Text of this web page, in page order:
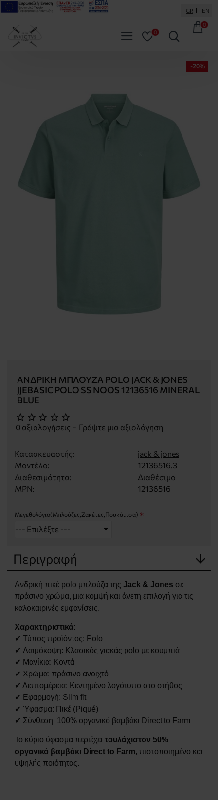
GR EN
0
0
-20%
ΑΝΔΡΙΚΉ ΜΠΛΟΎΖΑ POLO JACK & JONES
JJEBASIC POLO SS NOOS 12136516 MINERAL
BLUE
Κατασκευαστής:
jack & jones
Μοντέλο:
12136516.3
Διαθεσιμότητα:
Διαθέσιμο
MPN:
12136516
0 αξιολογήσεις - Γράψτε μια αξιολόγηση
Μεγεθολόγιο(Μπλούζες,Ζακέτες,Πουκάμισα)
Περιγραφή
Ανδρική πικέ polo μπλούζα της Jack & Jones σε
πράσινο χρώμα, μια κομψή και άνετη επιλογή για τις
καλοκαιρινές εμφανίσεις.
Χαρακτηριστικά:
✔ Τύπος προϊόντος: Polo
✔ Λαιμόκοψη: Κλασικός γιακάς polo με κουμπιά
✔ Μανίκια: Κοντά
✔ Χρώμα: πράσινο ανοιχτό
✔ Λεπτομέρεια: Κεντημένο λογότυπο στο στήθος
✔ Εφαρμογή: Slim fit
✔ Ύφασμα: Πικέ (Piqué)
✔ Σύνθεση: 100% οργανικό βαμβάκι Direct to Farm
Το κύριο ύφασμα περιέχει τουλάχιστον 50%
οργανικό βαμβάκι Direct to Farm, πιστοποιημένο και
υψηλής ποιότητας.